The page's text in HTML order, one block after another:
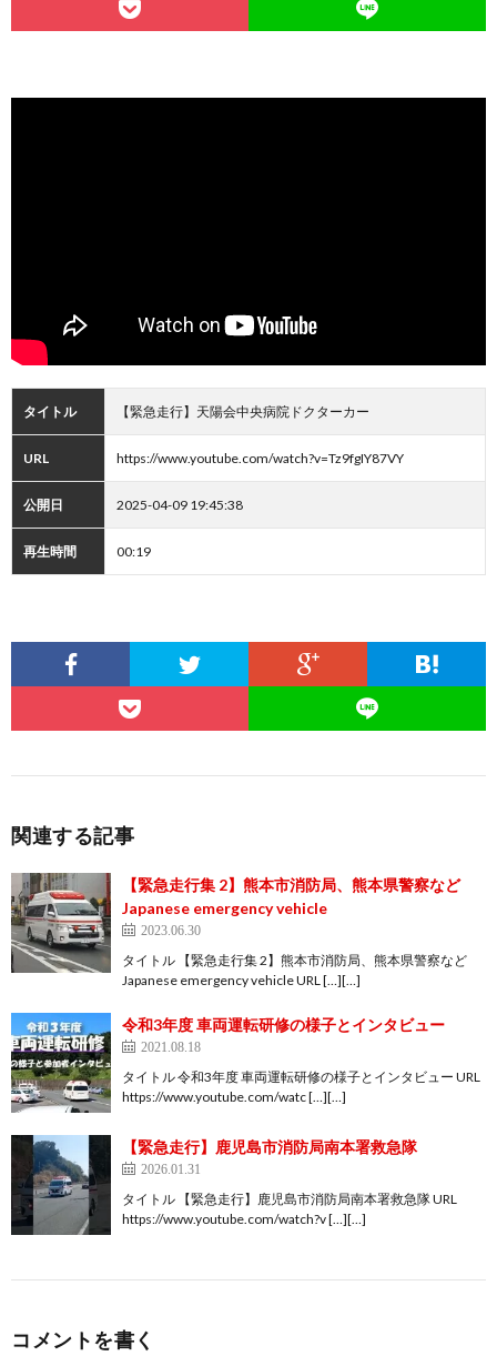
タイトル 【緊急走行】天陽会中央病院ドクターカー
URL https://www.youtube.com/watch?v=Tz9fgIY87VY
公開日 2025-04-09 19:45:38
再生時間 00:19
関連する記事
【緊急走行集 2】熊本市消防局、熊本県警察など
Japanese emergency vehicle
2023.06.30
タイトル 【緊急走行集 2】熊本市消防局、熊本県警察など
Japanese emergency vehicle URL […][…]
令和3年度 車両運転研修の様子とインタビュー
2021.08.18
タイトル 令和3年度 車両運転研修の様子とインタビュー URL
https://www.youtube.com/watc […][…]
【緊急走行】鹿児島市消防局南本署救急隊
2026.01.31
タイトル 【緊急走行】鹿児島市消防局南本署救急隊 URL
https://www.youtube.com/watch?v […][…]
コメントを書く